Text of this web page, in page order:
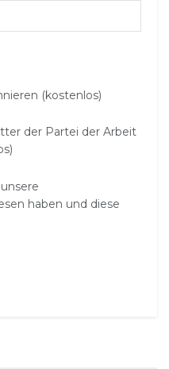
(kostenlos)
der Partei der Arbeit
haben und diese